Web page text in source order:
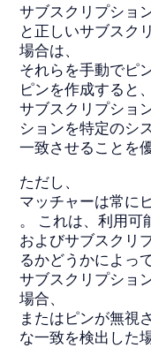
サブスクリプショ
と正しいサブスク
場合は、
それらを手動でピ
ピンを作成すると、
サブスクリプショ
ションを特定のシ
一致させることを
ただし、
マッチャーは常に
。 これは、利用可
およびサブスクリ
るかどうかによっ
サブスクリプショ
場合、
またはピンが無視
な一致を検出した